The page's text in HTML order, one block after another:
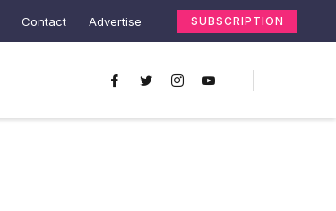
Contact Advertise SUBSCRIPTION